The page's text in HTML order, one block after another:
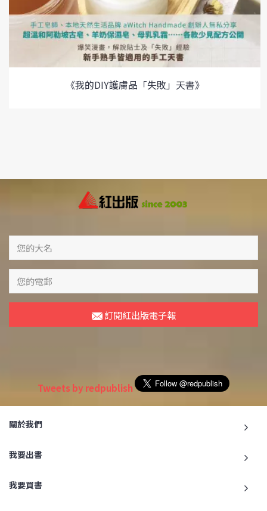
《我的DIY護膚品「失敗」天書》
訂閱紅出版電子報
Tweets by redpublish
關於我們
我要出書
我要買書